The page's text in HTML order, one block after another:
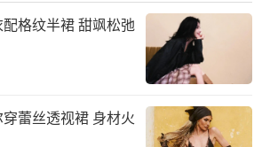
格纹半裙 甜飒松弛
蕾丝透视裙 身材火